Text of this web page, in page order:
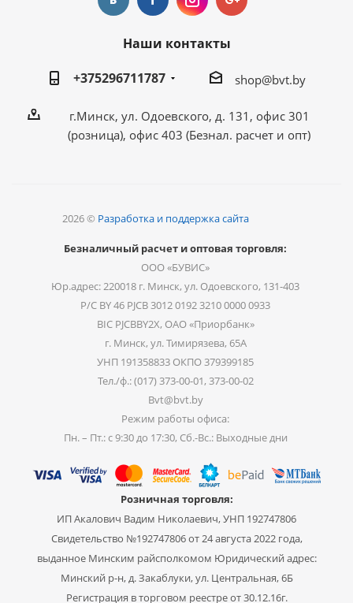
Наши контакты
+375296711787
shop@bvt.by
г.Минск, ул. Одоевского, д. 131, офис 301
(розница), офис 403 (Безнал. расчет и опт)
2026 © Разработка и поддержка сайта
Безналичный расчет и оптовая торговля:
ООО «БУВИС»
Юр.адрес: 220018 г. Минск, ул. Одоевского, 131-403
Р/С BY 46 PJCB 3012 0192 3210 0000 0933
BIC PJCBBY2X, ОАО «Приорбанк»
г. Минск, ул. Тимирязева, 65А
УНП 191358833 ОКПО 379399185
Тел./ф.: (017) 373-00-01, 373-00-02
Bvt@bvt.by
Режим работы офиса:
Пн. – Пт.: с 9:30 до 17:30, Сб.-Вс.: Выходные дни
Розничная торговля:
ИП Акалович Вадим Николаевич, УНП 192747806
Свидетельство №192747806 от 24 августа 2022 года,
выданное Минским райсполкомом Юридический адрес:
Минский р-н, д. Закаблуки, ул. Центральная, 6Б
Регистрация в торговом реестре от 30.12.16г.